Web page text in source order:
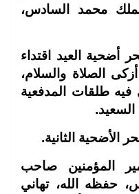
محمد السادس،
أضحية العيد اقتداء
الصلاة والسلام،
طلقات المدفعية
السعيد.
الأضحية الثانية.
المؤمنين صاحب
حفظه الله، تهاني